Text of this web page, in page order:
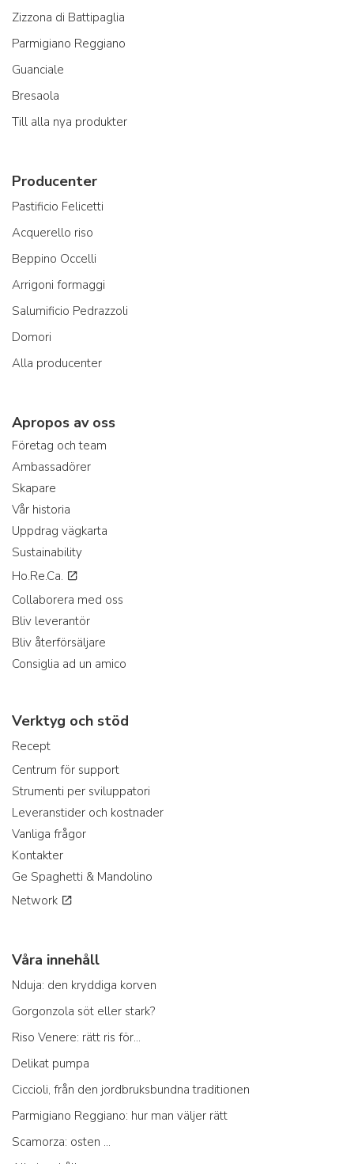
Zizzona di Battipaglia
Parmigiano Reggiano
Guanciale
Bresaola
Till alla nya produkter
Producenter
Pastificio Felicetti
Acquerello riso
Beppino Occelli
Arrigoni formaggi
Salumificio Pedrazzoli
Domori
Alla producenter
Apropos av oss
Företag och team
Ambassadörer
Skapare
Vår historia
Uppdrag vägkarta
Sustainability
Ho.Re.Ca.
Collaborera med oss
Bliv leverantör
Bliv återförsäljare
Consiglia ad un amico
Verktyg och stöd
Recept
Centrum för support
Strumenti per sviluppatori
Leveranstider och kostnader
Vanliga frågor
Kontakter
Ge Spaghetti & Mandolino
Network
Våra innehåll
Nduja: den kryddiga korven
Gorgonzola söt eller stark?
Riso Venere: rätt ris för...
Delikat pumpa
Ciccioli, från den jordbruksbundna traditionen
Parmigiano Reggiano: hur man väljer rätt
Scamorza: osten ...